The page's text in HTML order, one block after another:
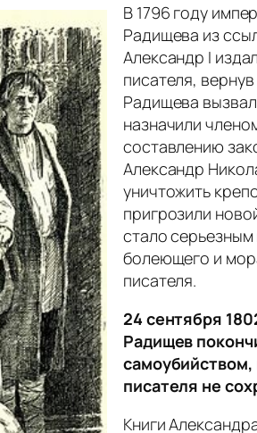
В 1796 году
Радищева из
Александр I
писателя,
Радищева
назначили
составлению
Александр
уничтожить
пригрозили
стало
болеющего и
писателя.
24 сентября
Радищев
писателя не
Книги